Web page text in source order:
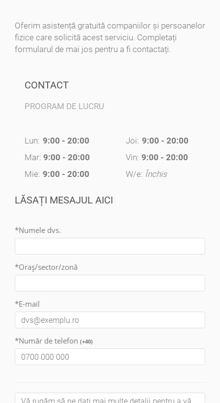
Oferim asistență gratuită companiilor și persoanelor
fizice care solicită acest serviciu. Completați
formularul de mai jos pentru a fi contactați.
CONTACT
PROGRAM DE LUCRU
Lun: 9:00 - 20:00
Mar: 9:00 - 20:00
Mie: 9:00 - 20:00
Joi: 9:00 - 20:00
Vin: 9:00 - 20:00
W/e: Închis
LĂSAȚI MESAJUL AICI
*Numele dvs.
*Oraș/sector/zonă
*E-mail
*Număr de telefon (+40)